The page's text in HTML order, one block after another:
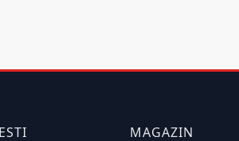
MAGAZIN